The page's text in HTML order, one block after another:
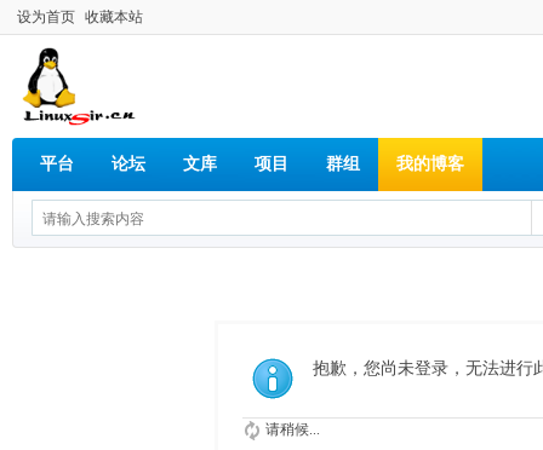
设为首页 收藏本站
平台 论坛 文库 项目 群组 我的博客
抱歉，您尚未登录，无法进行
请稍候...